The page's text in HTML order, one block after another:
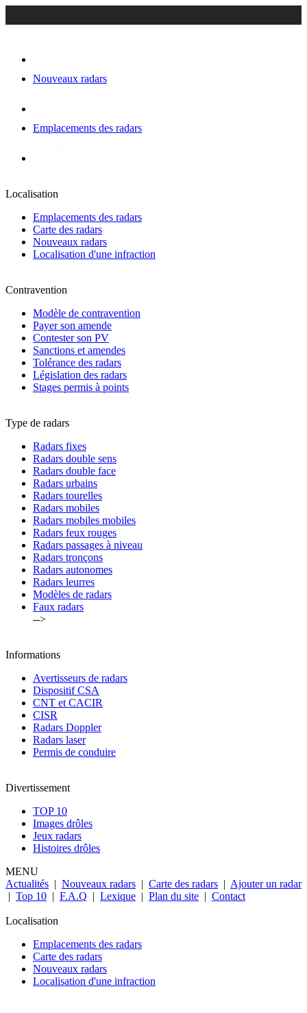
Nouveaux radars
Emplacements des radars
Localisation
Emplacements des radars
Carte des radars
Nouveaux radars
Localisation d'une infraction
Contravention
Modèle de contravention
Payer son amende
Contester son PV
Sanctions et amendes
Tolérance des radars
Législation des radars
Stages permis à points
Type de radars
Radars fixes
Radars double sens
Radars double face
Radars urbains
Radars tourelles
Radars mobiles
Radars mobiles mobiles
Radars feux rouges
Radars passages à niveau
Radars tronçons
Radars autonomes
Radars leurres
Modèles de radars
Faux radars
-->
Informations
Avertisseurs de radars
Dispositif CSA
CNT et CACIR
CISR
Radars Doppler
Radars laser
Permis de conduire
Divertissement
TOP 10
Images drôles
Jeux radars
Histoires drôles
MENU
Actualités | Nouveaux radars | Carte des radars | Ajouter un radar
| Top 10 | F.A.Q | Lexique | Plan du site | Contact
Localisation
Emplacements des radars
Carte des radars
Nouveaux radars
Localisation d'une infraction